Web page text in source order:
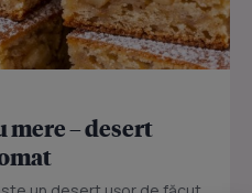
mere – desert